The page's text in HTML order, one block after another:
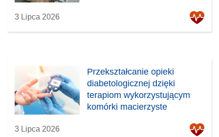
3 Lipca 2026
Przekształcanie opieki
diabetologicznej dzięki
terapiom wykorzystującym
komórki macierzyste
3 Lipca 2026